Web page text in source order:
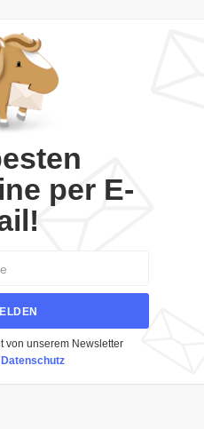
per E-
von unserem Newsletter
Datenschutz